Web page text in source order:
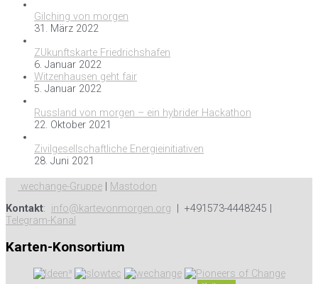
Gilching von morgen
31. März 2022
ZUkunftskarte Friedrichshafen
6. Januar 2022
Witzenhausen geht fair
5. Januar 2022
Russland von morgen – ein hybrider Hackathon
22. Oktober 2021
Zivilgesellschaftliche Energieinitiativen
28. Juni 2021
wechange-Gruppe
Mastodon
Kontakt: info@kartevonmorgen.org | +491573-4448245 |
Telegram-Kanal
Karten-Konsortium